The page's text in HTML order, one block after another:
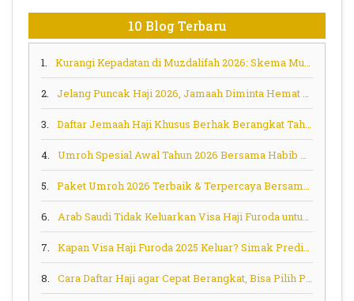
10 Blog Terbaru
1. Kurangi Kepadatan di Muzdalifah 2026: Skema Murur Jadi Solusi Aman bagi Jemaah Lansia dan Risti
2. Jelang Puncak Haji 2026, Jamaah Diminta Hemat Energi dan Tertib Ihram Sejak Embarkasi
3. Daftar Jemaah Haji Khusus Berhak Berangkat Tahap Berikutnya
4. Umroh Spesial Awal Tahun 2026 Bersama Habib Ali Zainal Abidin (Habib Bidin) – Berangkat 6 Januari 2026
5. Paket Umroh 2026 Terbaik & Terpercaya Bersama Tombo Ati Tour
6. Arab Saudi Tidak Keluarkan Visa Haji Furoda untuk Jamaah Asal Indonesia, Ini Penjelasan Menag Nasaruddin Umar
7. Kapan Visa Haji Furoda 2025 Keluar? Simak Prediksi dan Pesan Penting!
8. Cara Daftar Haji agar Cepat Berangkat, Bisa Pilih Program Ini